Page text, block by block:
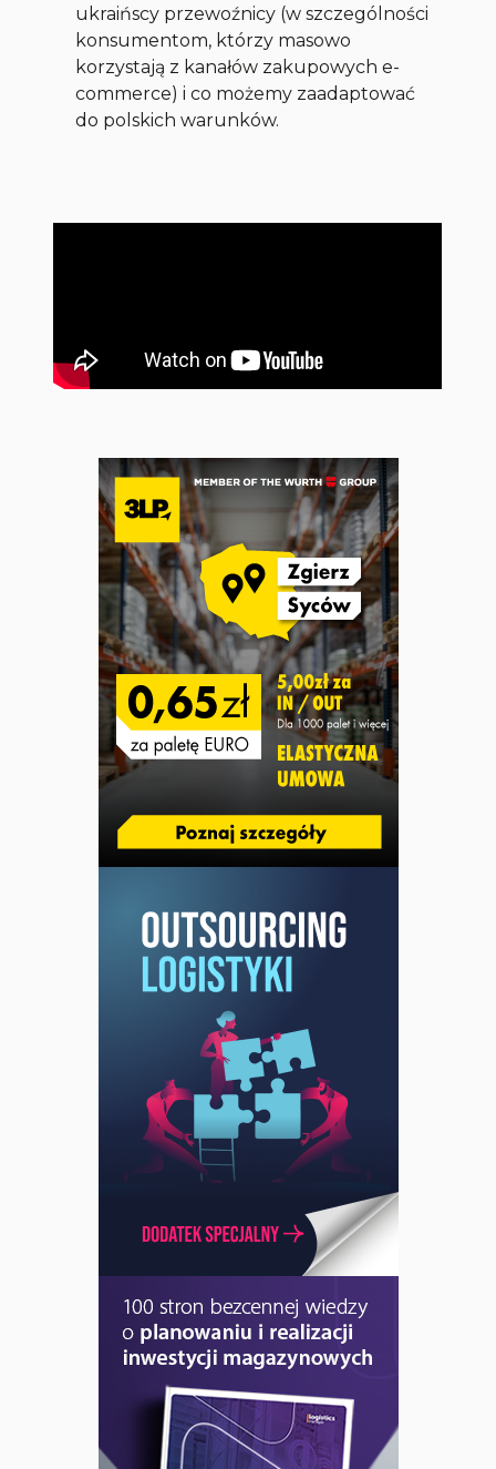
ukraińscy przewoźnicy (w szczególności
konsumentom, którzy masowo
korzystają z kanałów zakupowych e-
commerce) i co możemy zaadaptować
do polskich warunków.